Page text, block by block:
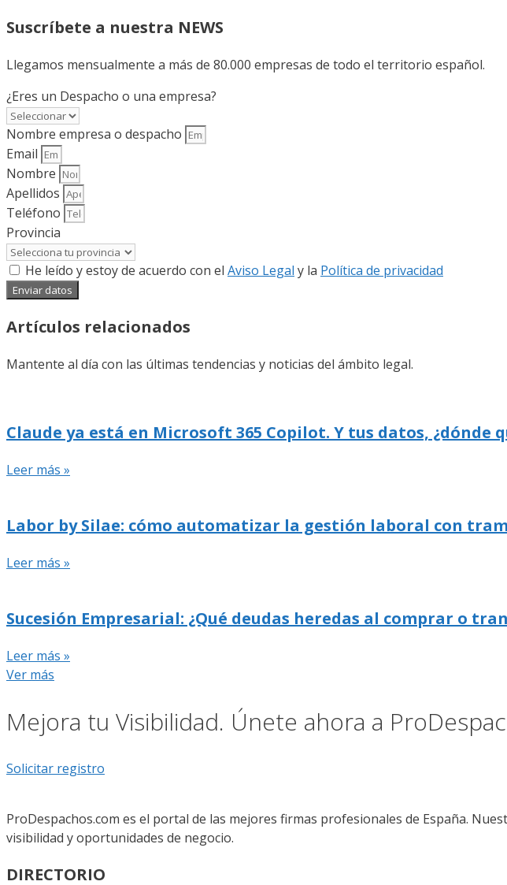
Suscríbete a nuestra NEWS
Llegamos mensualmente a más de 80.000 empresas de todo el territorio español.
¿Eres un Despacho o una empresa?
Nombre empresa o despacho
Email
Nombre
Apellidos
Teléfono
Provincia
He leído y estoy de acuerdo con el Aviso Legal y la Política de privacidad
Enviar datos
Artículos relacionados
Mantente al día con las últimas tendencias y noticias del ámbito legal.
Claude ya está en Microsoft 365 Copilot. Y tus datos, ¿dónde
Leer más »
Labor by Silae: cómo automatizar la gestión laboral con
Leer más »
Sucesión Empresarial: ¿Qué deudas heredas al comprar o
Leer más »
Ver más
Mejora tu Visibilidad. Únete ahora a
Solicitar registro
ProDespachos.com es el portal de las mejores firmas profesionales de España.
visibilidad y oportunidades de negocio.
DIRECTORIO